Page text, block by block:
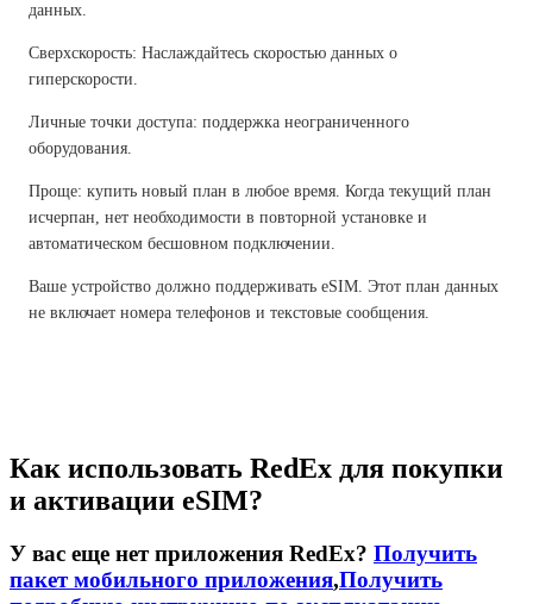
данных.
Сверхскорость: Наслаждайтесь скоростью данных о
гиперскорости.
Личные точки доступа: поддержка неограниченного
оборудования.
Проще: купить новый план в любое время. Когда текущий план
исчерпан, нет необходимости в повторной установке и
автоматическом бесшовном подключении.
Ваше устройство должно поддерживать eSIM. Этот план данных
не включает номера телефонов и текстовые сообщения.
Как использовать RedEx для покупки
и активации eSIM?
У вас еще нет приложения RedEx? Получить
пакет мобильного приложения,Получить